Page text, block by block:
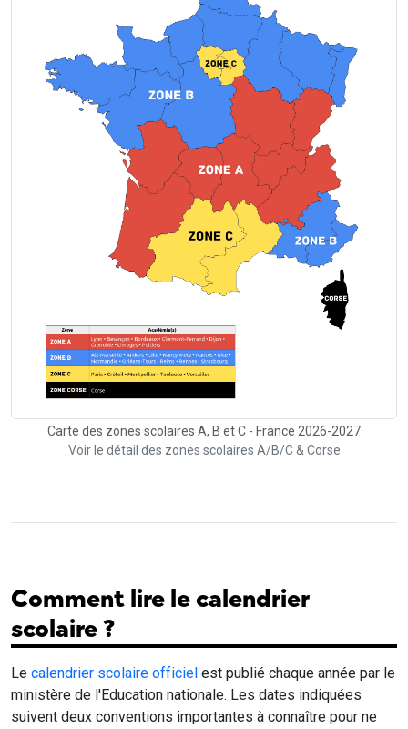
Carte des zones scolaires A, B et C - France 2026-2027
Voir le détail des zones scolaires A/B/C & Corse
Comment lire le calendrier
scolaire ?
Le calendrier scolaire officiel est publié chaque année par le
ministère de l'Education nationale. Les dates indiquées
suivent deux conventions importantes à connaître pour ne